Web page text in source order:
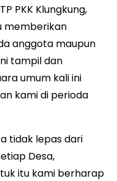
PKK Klungkung,
memberikan
anggota maupun
tampil dan
umum kali ini
kami di perioda
tidak lepas dari
Desa,
itu kami berharap